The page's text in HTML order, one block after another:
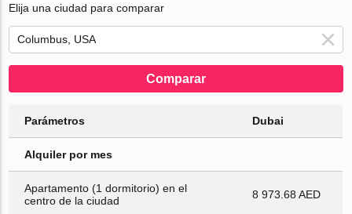
Elija una ciudad para comparar
Comparar
Parámetros Dubai
Alquiler por mes
Apartamento (1 dormitorio) en el
centro de la ciudad
8 973.68 AED